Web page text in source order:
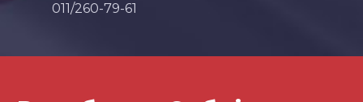
011/260-79-61